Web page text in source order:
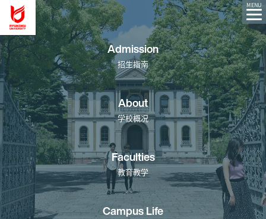
Ryukoku University You, Unlimited
MENU
Admission
招生指南
About
学校概况
Faculties
教育教学
Campus Life